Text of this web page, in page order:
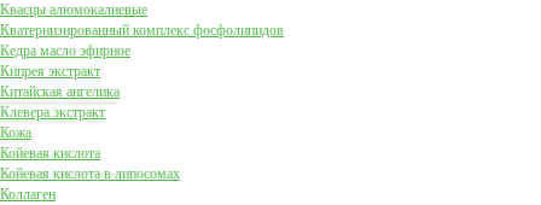
Квасцы алюмокалиевые
Кватернизированный комплекс фосфолипидов
Кедра масло эфирное
Кипрея экстракт
Китайская ангелика
Клевера экстракт
Кожа
Койевая кислота
Койевая кислота в липосомах
Коллаген